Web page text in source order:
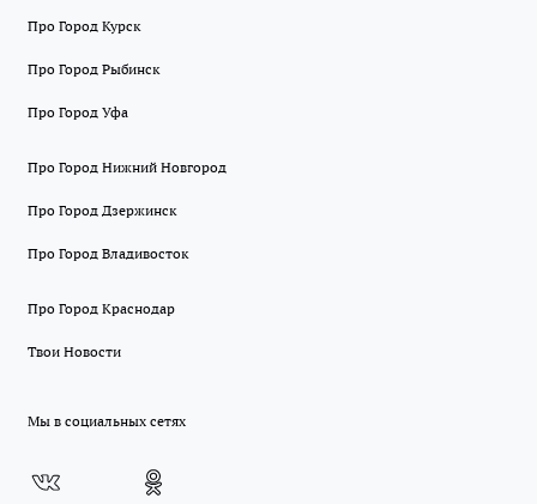
Про Город Курск
Про Город Рыбинск
Про Город Уфа
Про Город Нижний Новгород
Про Город Дзержинск
Про Город Владивосток
Про Город Краснодар
Твои Новости
Мы в социальных сетях